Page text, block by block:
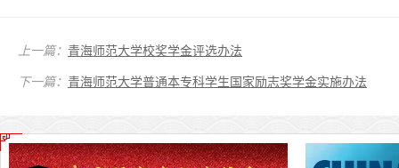
上一篇： 青海师范大学校奖学金评选办法
下一篇： 青海师范大学普通本专科学生国家励志奖学金实施办法